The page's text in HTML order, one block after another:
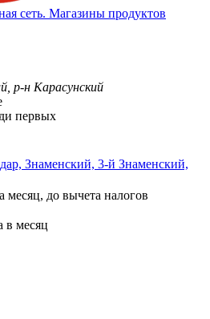
сеть. Магазины продуктов
р-н Карасунский
первых
Знаменский, 3-й Знаменский,
месяц, до вычета налогов
в месяц